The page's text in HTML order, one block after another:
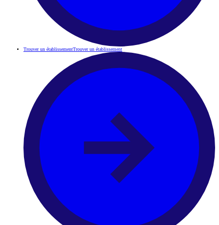
Trouver un établissementTrouver un établissement